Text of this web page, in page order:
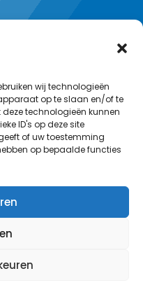
wij technologieën
op te slaan en/of te
technologieën kunnen
ID's op deze site
of uw toestemming
op bepaalde functies